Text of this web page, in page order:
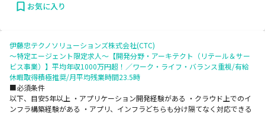
お気に入り
伊藤忠テクノソリューションズ株式会社(CTC)
～特定エージェント限定求人～【開発分野・アーキテクト（リテール＆サー
ビス事業）】平均年収1000万円超！／ワーク・ライフ・バランス重視/有給
休暇取得積極推奨/月平均残業時間23.5時
■必須条件
以下、目安5年以上 ・アプリケーション開発経験がある ・クラウド上でのイ
ンフラ構築経験がある ・アプリ、インフラどちらも分け隔てなく対応できる